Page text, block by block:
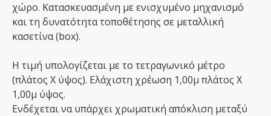
χώρο. Κατασκευασμένη με ενισχυμένο μηχανισμό
και τη δυνατότητα τοποθέτησης σε μεταλλική
κασετίνα (box).
Η τιμή υπολογίζεται με το τετραγωνικό μέτρο
(πλάτος Χ ύψος). Ελάχιστη χρέωση 1,00μ πλάτος Χ
1,00μ ύψος.
Ενδέχεται να υπάρχει χρωματική απόκλιση μεταξύ